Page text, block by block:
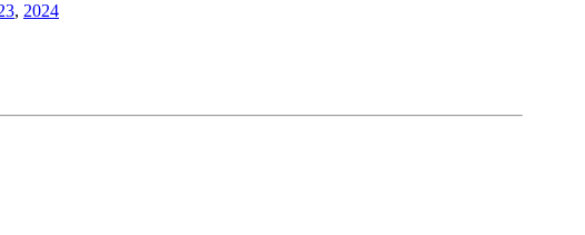
, 2024